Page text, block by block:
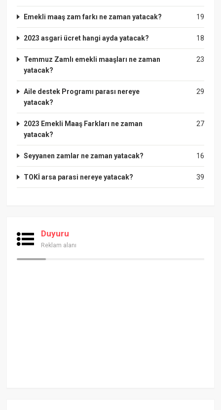
19
Emekli maaş zam farkı ne zaman yatacak?
18
2023 asgari ücret hangi ayda yatacak?
23
Temmuz Zamlı emekli maaşları ne zaman
yatacak?
29
Aile destek Programı parası nereye
yatacak?
27
2023 Emekli Maaş Farkları ne zaman
yatacak?
16
Seyyanen zamlar ne zaman yatacak?
39
TOKİ arsa parasi nereye yatacak?
Duyuru
Reklam alanı